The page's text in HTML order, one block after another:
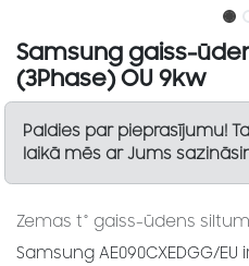
Samsung gaiss-
(3Phase) OU 9kw
Paldies par pieprasījumu!
laikā mēs ar Jums
Zemas t° gaiss-ūdens
Samsung AE090CXEDGG/